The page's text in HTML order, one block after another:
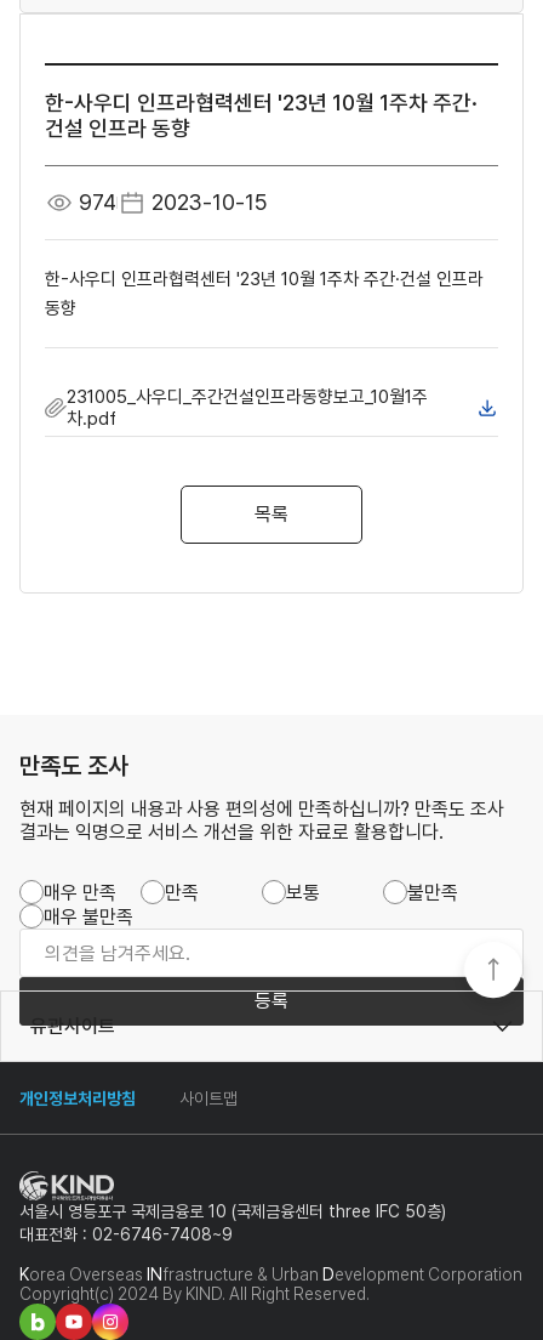
한-사우디 인프라협력센터 '23년 10월 1주차 주간·
건설 인프라 동향
974 2023-10-15
한-사우디 인프라협력센터 '23년 10월 1주차 주간·건설 인프라
동향
231005_사우디_주간건설인프라동향보고_10월1주
차.pdf
목록
만족도 조사
현재 페이지의 내용과 사용 편의성에 만족하십니까? 만족도 조사
결과는 익명으로 서비스 개선을 위한 자료로 활용합니다.
매우 만족 만족 보통
불만족
매우 불만족
등록
개인정보처리방침 사이트맵
유관사이트
서울시 영등포구 국제금융로 10 (국제금융센터 three IFC 50층)
대표전화 : 02-6746-7408~9
Korea Overseas INfrastructure & Urban Development Corporation
Copyright(c) 2024 By KIND. All Right Reserved.